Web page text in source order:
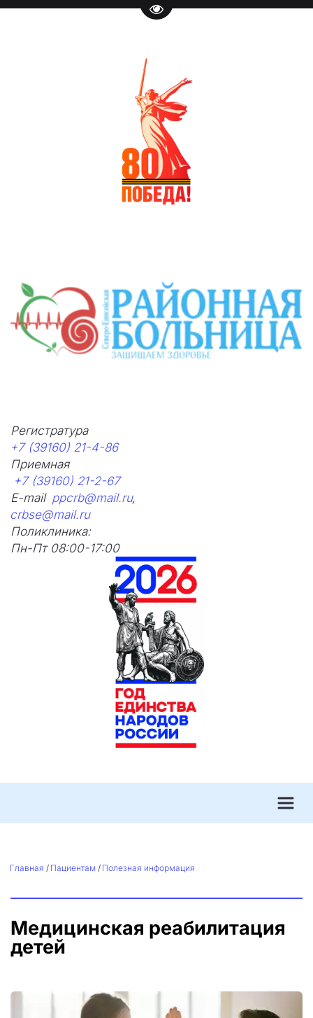
Перейти на версию для
Регистратура
+7 (39160) 21-4-86
Приемная
+7 (39160) 21-2-67
E-mail ppcrb@mail.ru,
crbse@mail.ru
Поликлиника:
Пн-Пт 08:00-17:00
Главная / Пациентам / Полезная информация
Медицинская реабилитация
детей